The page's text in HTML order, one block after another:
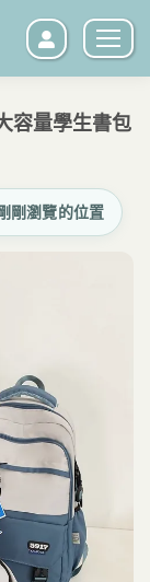
容量學生書包
剛瀏覽的位置